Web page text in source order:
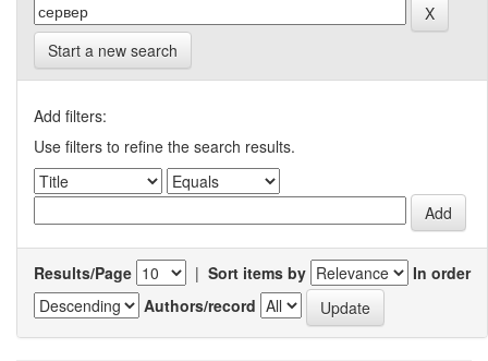
Start a new search
Add filters:
Use filters to refine the search results.
Results/Page | Sort items by
In order
Authors/record